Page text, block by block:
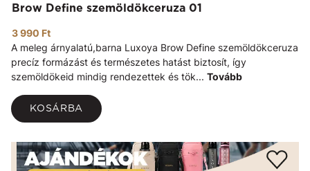
Brow Define szemöldökceruza 01
3 990 Ft
A meleg árnyalatú,barna Luxoya Brow Define szemöldökceruza
precíz formázást és természetes hatást biztosít, így
szemöldökeid mindig rendezettek és tök... Tovább
KOSÁRBA